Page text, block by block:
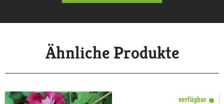
Ähnliche Produkte
verfügbar